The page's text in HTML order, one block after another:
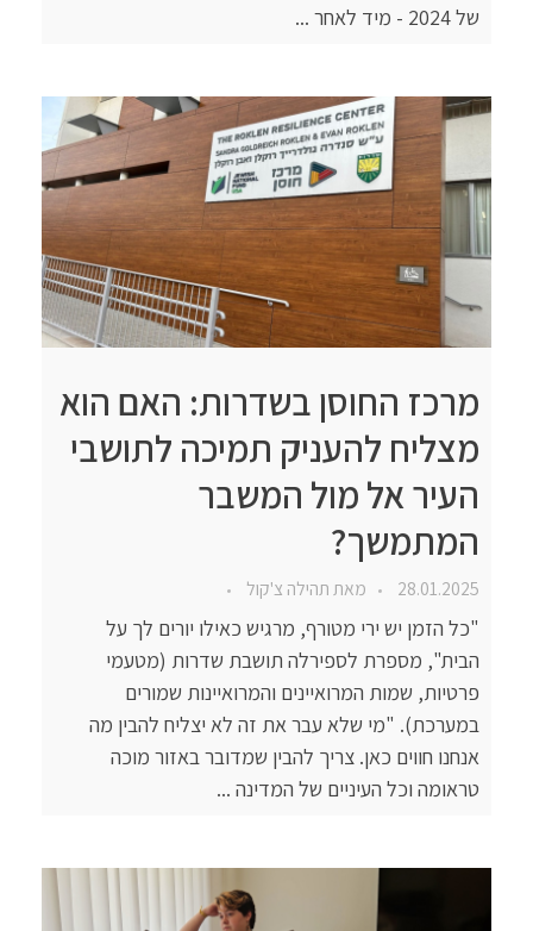
של 2024 - מיד לאחר ...
מרכז החוסן בשדרות: האם הוא
מצליח להעניק תמיכה לתושבי
העיר אל מול המשבר
המתמשך?
28.01.2025 מאתתהילה צ'קול
"כל הזמן יש ירי מטורף, מרגיש כאילו יורים לך על
הבית", מספרת לספירלה תושבת שדרות (מטעמי
פרטיות, שמות המרואיינים והמרואיינות שמורים
במערכת). "מי שלא עבר את זה לא יצליח להבין מה
אנחנו חווים כאן. צריך להבין שמדובר באזור מוכה
טראומה וכל העיניים של המדינה ...